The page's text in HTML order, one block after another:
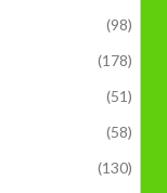
(98)
(178)
(51)
(58)
(130)